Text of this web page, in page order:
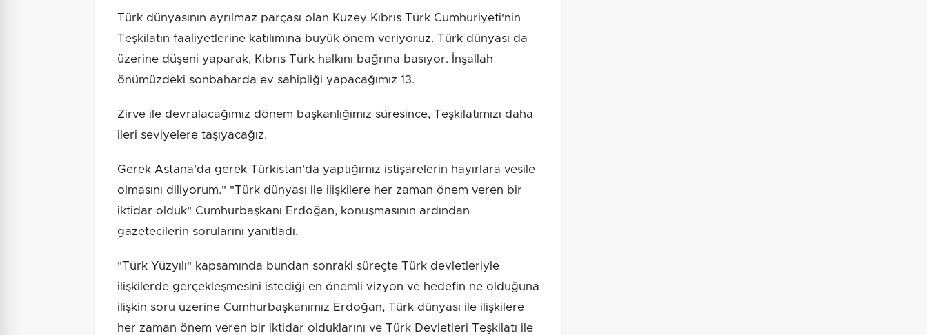
Türk dünyasının ayrılmaz parçası olan Kuzey Kıbrıs Türk Cumhuriyeti'nin
Teşkilatın faaliyetlerine katılımına büyük önem veriyoruz. Türk dünyası da
üzerine düşeni yaparak, Kıbrıs Türk halkını bağrına basıyor. İnşallah
önümüzdeki sonbaharda ev sahipliği yapacağımız 13.
Zirve ile devralacağımız dönem başkanlığımız süresince, Teşkilatımızı daha
ileri seviyelere taşıyacağız.
Gerek Astana'da gerek Türkistan'da yaptığımız istişarelerin hayırlara vesile
olmasını diliyorum." "Türk dünyası ile ilişkilere her zaman önem veren bir
iktidar olduk" Cumhurbaşkanı Erdoğan, konuşmasının ardından
gazetecilerin sorularını yanıtladı.
"Türk Yüzyılı" kapsamında bundan sonraki süreçte Türk devletleriyle
ilişkilerde gerçekleşmesini istediği en önemli vizyon ve hedefin ne olduğuna
ilişkin soru üzerine Cumhurbaşkanımız Erdoğan, Türk dünyası ile ilişkilere
her zaman önem veren bir iktidar olduklarını ve Türk Devletleri Teşkilatı ile